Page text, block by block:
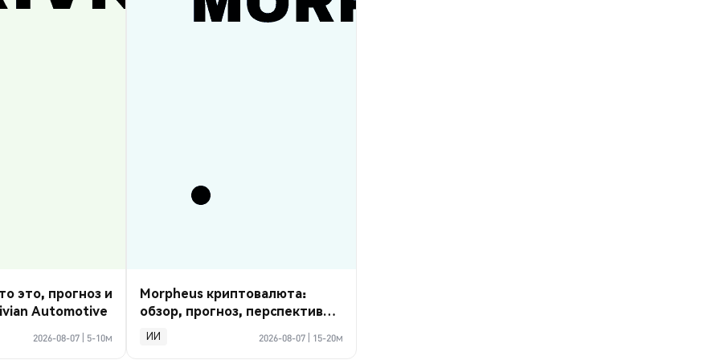
это, прогноз и
Automotive
2026-08-07 5-10м
Morpheus криптовалюта:
обзор, прогноз, перспективы
2026
ИИ 2026-08-07 15-20м